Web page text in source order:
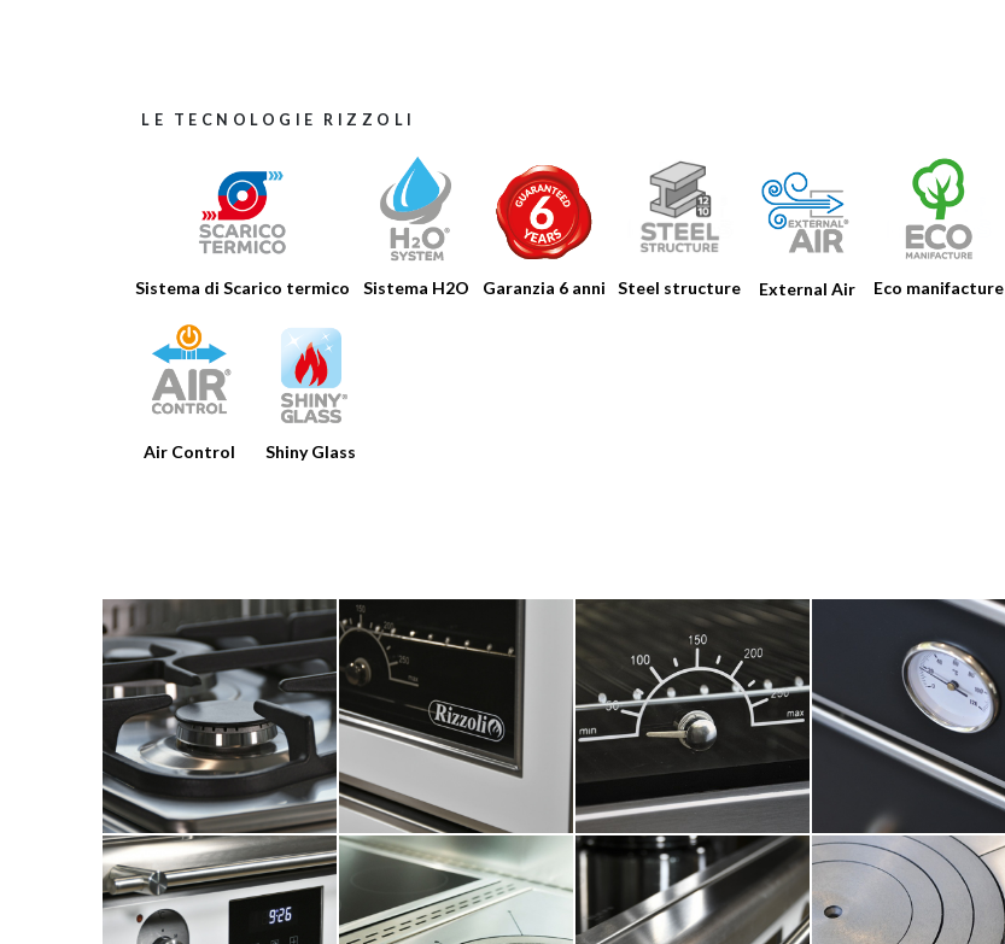
HOME
RIZZOLI
AZIENDA
PRODOTTI
AGEVOLAZIONI
CATALOGHI
STRUMENTI
area riservata
LE TECNOLOGIE RIZZOLI
Sistema di Scarico termico Sistema H2O Garanzia 6 anni Steel structure External Air Eco manifacture
Air Control Shiny Glass